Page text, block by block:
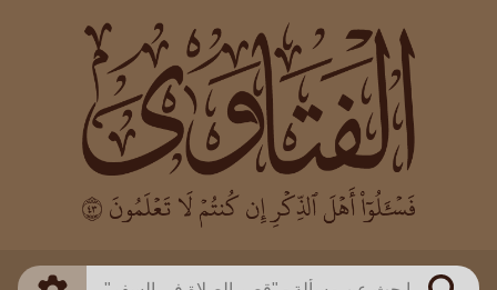
العالم
بن باز
بن العثيمين
اللجنة الدائمة
طريقة البحث
ذكي